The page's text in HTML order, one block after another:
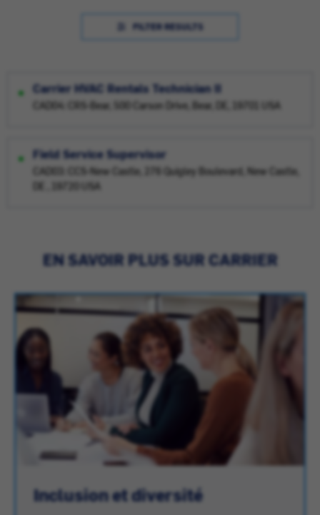
FILTER RESULTS
Carrier HVAC Rentals Technician II
CAD04: CRS-Bear, 500 Carson Drive, Bear, DE, 19701 USA
Field Service Supervisor
CAD03: CCS-New Castle, 276 Quigley Boulevard, New Castle,
DE , 19720 USA
EN SAVOIR PLUS SUR CARRIER
Inclusion et diversité